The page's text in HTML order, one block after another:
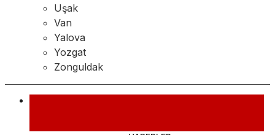
Uşak
Van
Yalova
Yozgat
Zonguldak